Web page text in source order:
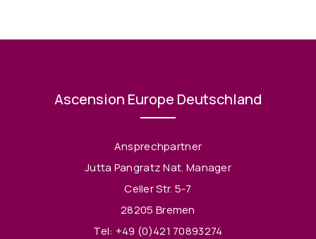
Ascension Europe Deutschland
Ansprechpartner
Jutta Pangratz Nat. Manager
Celler Str. 5-7
28205 Bremen
Tel: +49 (0)421 70893274